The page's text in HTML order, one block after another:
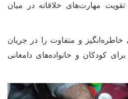
مهارت‌های خلاقانه در میان
و متفاوت را در جریان
کودکان و خانواده‌های دامغانی